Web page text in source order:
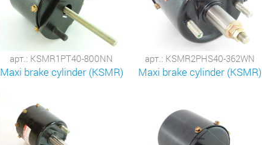
арт.: KSMR1PT40-800NN
Maxi brake cylinder (KSMR)
арт.: KSMR2PHS40-362WN
Maxi brake cylinder (KSMR)